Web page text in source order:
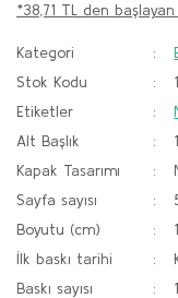
*38,71 TL den
Kategori
Stok Kodu
Etiketler
Alt Başlık
Kapak Tasarımı
Sayfa sayısı
Boyutu (cm)
İlk baskı tarihi
Baskı sayısı
1